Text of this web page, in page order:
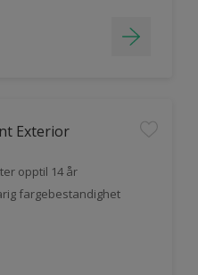
Exterior
opptil 14 år
fargebestandighet